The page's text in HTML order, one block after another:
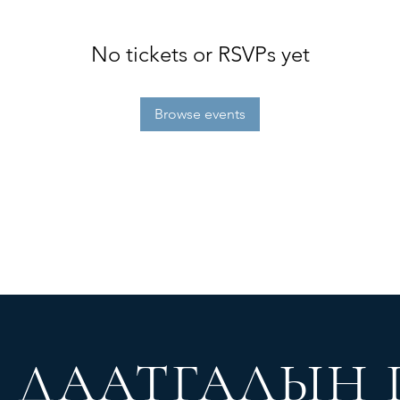
No tickets or RSVPs yet
Browse events
ДААТГАЛЫН